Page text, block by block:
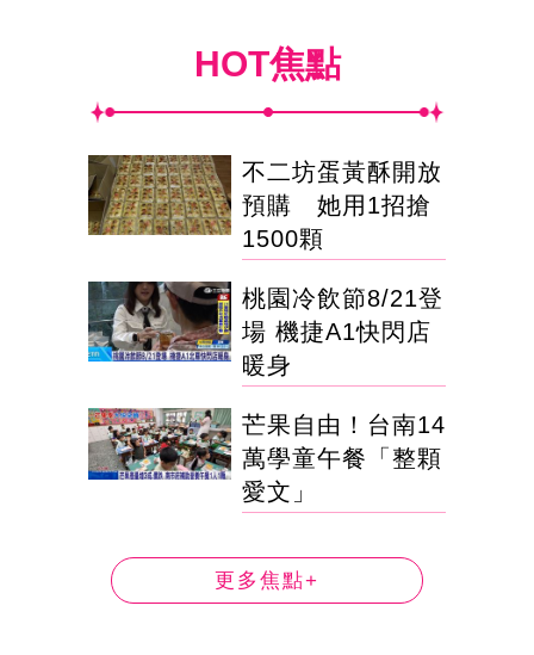
HOT焦點
不二坊蛋黃酥開放
預購 她用1招搶
1500顆
桃園冷飲節8/21登
場 機捷A1快閃店
暖身
芒果自由！台南14
萬學童午餐「整顆
愛文」
更多焦點+